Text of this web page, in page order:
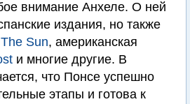
внимание Анхеле. О ней
издания, но также
The Sun, американская
и многие другие. В
что Понсе успешно
этапы и готова к